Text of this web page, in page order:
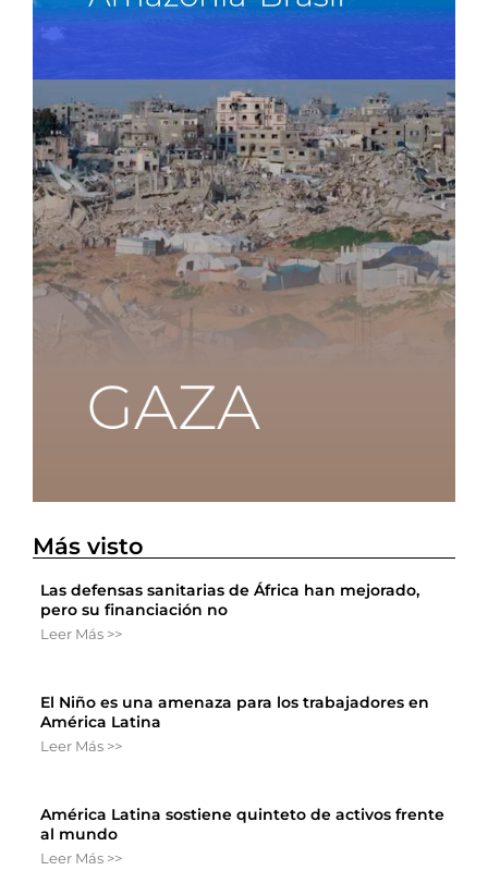
Más visto
Las defensas sanitarias de África han mejorado,
pero su financiación no
Leer Más >>
El Niño es una amenaza para los trabajadores en
América Latina
Leer Más >>
América Latina sostiene quinteto de activos frente
al mundo
Leer Más >>